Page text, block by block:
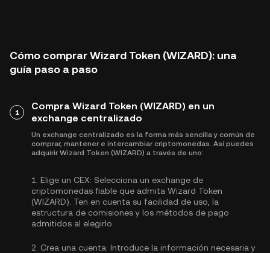
Cómo comprar Wizard Token (WIZARD): una
guía paso a paso
1
Compra Wizard Token (WIZARD) en un
exchange centralizado
Un exchange centralizado es la forma más sencilla y común de
comprar, mantener e intercambiar criptomonedas. Así puedes
adquirir Wizard Token (WIZARD) a través de uno:
1. Elige un CEX: Selecciona un exchange de
criptomonedas fiable que admita Wizard Token
(WIZARD). Ten en cuenta su facilidad de uso, la
estructura de comisiones y los métodos de pago
admitidos al elegirlo.
2. Crea una cuenta: Introduce la información necesaria y